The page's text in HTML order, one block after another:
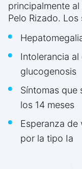
principalmente
Pelo Rizado.
Intolerancia
glucogenosis
Síntomas que
los 14 meses
Esperanza
por la tipo Ia